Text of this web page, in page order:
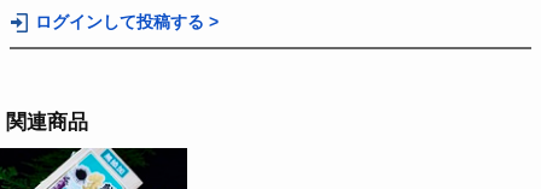
ログインして投稿する >
関連商品